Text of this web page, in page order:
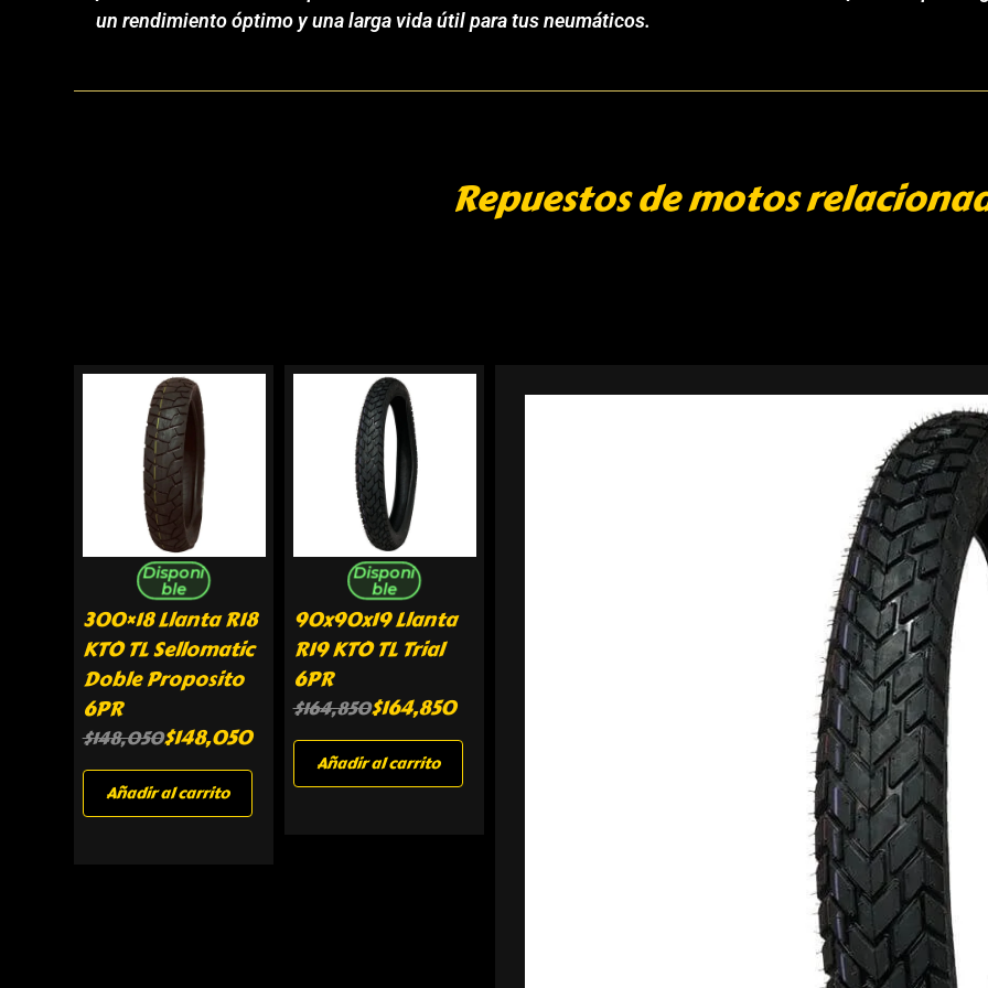
un rendimiento óptimo y una larga vida útil para tus neumáticos.
Repuestos de motos
Disponi
ble
300×18 Llanta R18
KTO TL Sellomatic
Doble Proposito
6PR
$148,050$148,050
Añadir al carrito
Disponi
ble
90x90x19 Llanta
R19 KTO TL Trial
6PR
$164,850$164,850
Añadir al carrito